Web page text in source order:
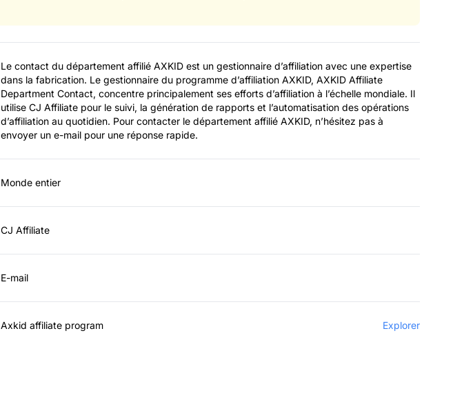
Le contact du département affilié AXKID est un gestionnaire d’affiliation avec une expertise
dans la fabrication. Le gestionnaire du programme d’affiliation AXKID, AXKID Affiliate
Department Contact, concentre principalement ses efforts d’affiliation à l’échelle mondiale. Il
utilise CJ Affiliate pour le suivi, la génération de rapports et l’automatisation des opérations
d’affiliation au quotidien. Pour contacter le département affilié AXKID, n’hésitez pas à
envoyer un e-mail pour une réponse rapide.
Monde entier
CJ Affiliate
E-mail
Axkid affiliate program Explorer